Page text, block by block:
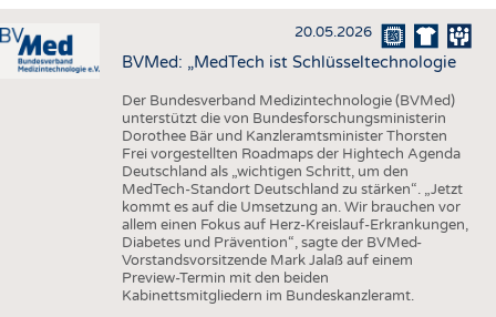
HAUS- UND HEIMTEXTILIEN
BEKLEIDUNG
AUSSCHREIBUNGEN
DTV AUSSCHREIBUNGSDIENST
FAKTEN
STATISTICS
TERMINE
BRANCHENTERMINE
20.05.2026
BVMed: „MedTech ist Schlüsseltechnologie
Der Bundesverband Medizintechnologie (BVMed)
unterstützt die von Bundesforschungsministerin
Dorothee Bär und Kanzleramtsminister Thorsten
Frei vorgestellten Roadmaps der Hightech Agenda
Deutschland als „wichtigen Schritt, um den
MedTech-Standort Deutschland zu stärken“. „Jetzt
kommt es auf die Umsetzung an. Wir brauchen vor
allem einen Fokus auf Herz-Kreislauf-Erkrankungen,
Diabetes und Prävention“, sagte der BVMed-
Vorstandsvorsitzende Mark Jalaß auf einem
Preview-Termin mit den beiden
Kabinettsmitgliedern im Bundeskanzleramt.